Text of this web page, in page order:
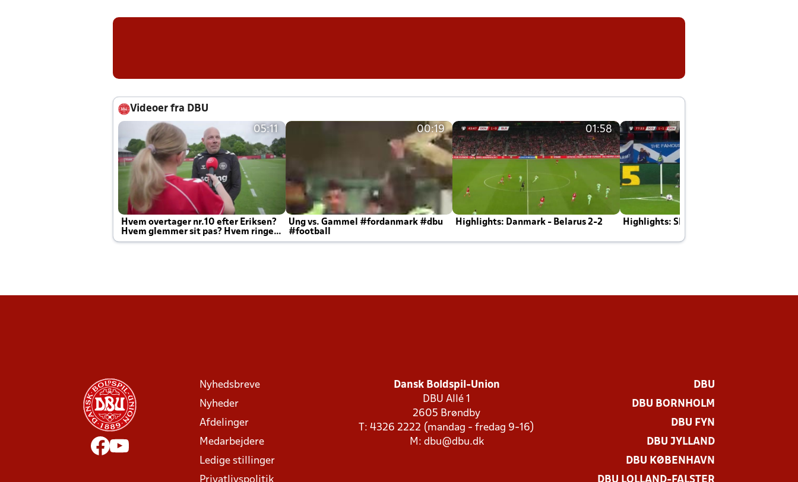
Videoer fra DBU
05:11
Hvem overtager nr.10 efter Eriksen?
Hvem glemmer sit pas? Hvem ringer
Joachim altid til efter kampe?
00:19
Ung vs. Gammel #fordanmark #dbu
#football
01:58
Highlights: Danmark - Belarus 2-2 Highlights: Skotland - Danmark 4-2
Nyhedsbreve
Nyheder
Afdelinger
Medarbejdere
Ledige stillinger
Dansk Boldspil-Union
DBU Allé 1
2605 Brøndby
T: 4326 2222 (mandag - fredag 9-16)
M: dbu@dbu.dk
DBU
DBU BORNHOLM
DBU FYN
DBU JYLLAND
DBU KØBENHAVN